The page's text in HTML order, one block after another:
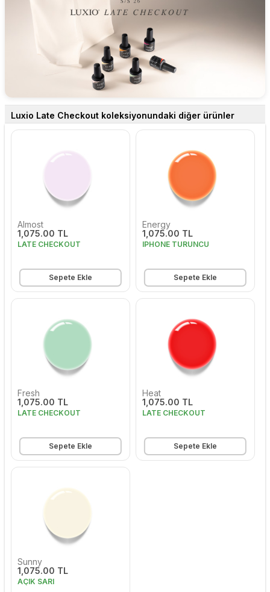
Luxio Late Checkout koleksiyonundaki diğer ürünler
Almost
1,075.00 TL
LATE CHECKOUT
Sepete Ekle
Energy
1,075.00 TL
IPHONE TURUNCU
Sepete Ekle
Fresh
1,075.00 TL
LATE CHECKOUT
Sepete Ekle
Heat
1,075.00 TL
LATE CHECKOUT
Sepete Ekle
Sunny
1,075.00 TL
AÇIK SARI